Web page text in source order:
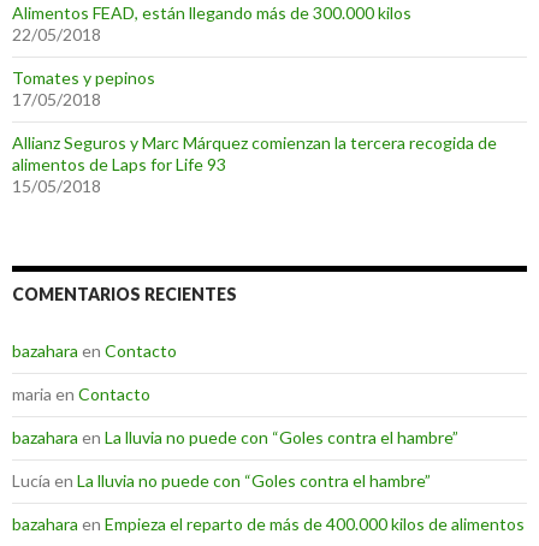
Alimentos FEAD, están llegando más de 300.000 kilos
22/05/2018
Tomates y pepinos
17/05/2018
Allianz Seguros y Marc Márquez comienzan la tercera recogida de
alimentos de Laps for Life 93
15/05/2018
COMENTARIOS RECIENTES
bazahara en Contacto
maria en Contacto
bazahara en La lluvia no puede con “Goles contra el hambre”
Lucía en La lluvia no puede con “Goles contra el hambre”
bazahara en Empieza el reparto de más de 400.000 kilos de alimentos